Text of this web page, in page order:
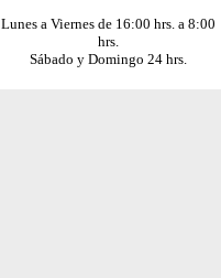
Lunes a Viernes de 16:00 hrs. a 8:00
hrs.
Sábado y Domingo 24 hrs.